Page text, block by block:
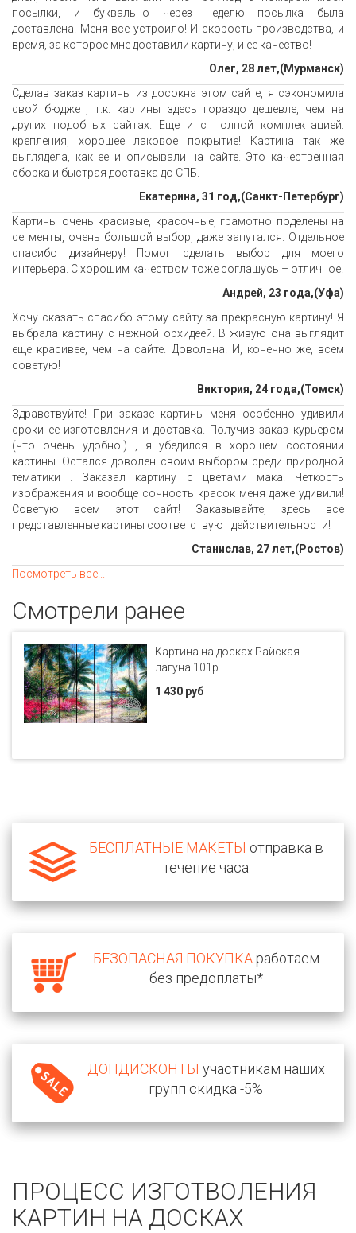
посылки, и буквально через неделю посылка была
доставлена. Меня все устроило! И скорость производства, и
время, за которое мне доставили картину, и ее качество!
Олег, 28 лет,(Мурманск)
Сделав заказ картины из досокна этом сайте, я сэкономила
свой бюджет, т.к. картины здесь гораздо дешевле, чем на
других подобных сайтах. Еще и с полной комплектацией:
крепления, хорошее лаковое покрытие! Картина так же
выглядела, как ее и описывали на сайте. Это качественная
сборка и быстрая доставка до СПБ.
Екатерина, 31 год,(Санкт-Петербург)
Картины очень красивые, красочные, грамотно поделены на
сегменты, очень большой выбор, даже запутался. Отдельное
спасибо дизайнеру! Помог сделать выбор для моего
интерьера. С хорошим качеством тоже соглашусь – отличное!
Андрей, 23 года,(Уфа)
Хочу сказать спасибо этому сайту за прекрасную картину! Я
выбрала картину с нежной орхидеей. В живую она выглядит
еще красивее, чем на сайте. Довольна! И, конечно же, всем
советую!
Виктория, 24 года,(Томск)
Здравствуйте! При заказе картины меня особенно удивили
сроки ее изготовления и доставка. Получив заказ курьером
(что очень удобно!) , я убедился в хорошем состоянии
картины. Остался доволен своим выбором среди природной
тематики . Заказал картину с цветами мака. Четкость
изображения и вообще сочность красок меня даже удивили!
Советую всем этот сайт! Заказывайте, здесь все
представленные картины соответствуют действительности!
Станислав, 27 лет,(Ростов)
Посмотреть все...
Смотрели ранее
Картина на досках Райская
лагуна 101p
1 430 руб
БЕСПЛАТНЫЕ МАКЕТЫ отправка в
течение часа
БЕЗОПАСНАЯ ПОКУПКАработаем
без предоплаты*
ДОПДИСКОНТЫ участникам наших
групп скидка -5%
ПРОЦЕСС ИЗГОТВОЛЕНИЯ
КАРТИН НА ДОСКАХ